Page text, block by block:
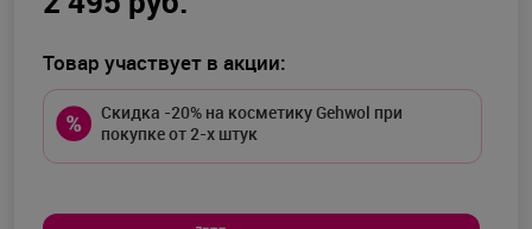
Товар участвует в акции:
Скидка -20% на косметику Gehwol при
покупке от 2-х штук